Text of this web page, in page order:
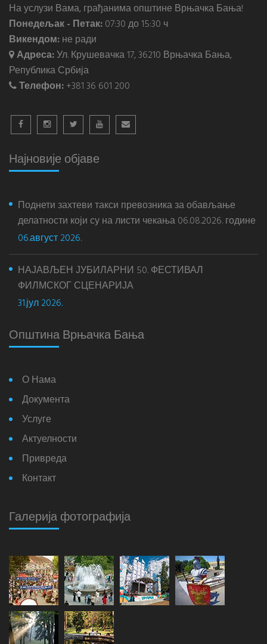
На услузи Вама, грађанима општине Врњачка Бања!
Понедељак - Петак:07:30 до 15:30 ч
Викендом:не ради
Адреса:Ул. Крушевачка 17, 36210 Врњачка Бања,
Република Србија
Телефон:+381 36 601 200
Најновије објаве
Поднети захтеви такси превозника за обављање
делатности који су на листи чекања 06.08.2026. године
06.август 2026.
НАЈАВЉЕН ЈУБИЛАРНИ 50. ФЕСТИВАЛ
ФИЛМСКОГ СЦЕНАРИЈА
31.јул 2026.
Општина Врњачка Бања
О Нама
Документа
Услуге
Актуелности
Привреда
Контакт
Галерија фотографија